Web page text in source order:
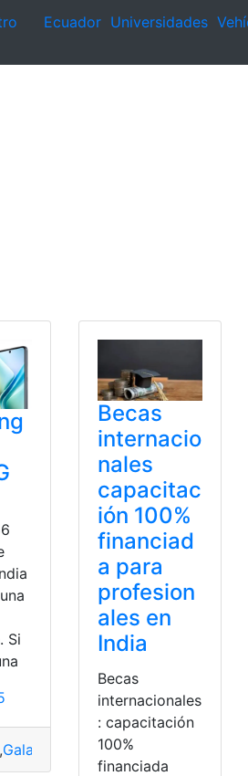
Ecuador Universidades
Si
,Galaxy M56,mAh
Becas
internacio
nales
capacitac
ión 100%
financiad
a para
profesion
ales en
India
Becas
internacionales
: capacitación
100%
financiada